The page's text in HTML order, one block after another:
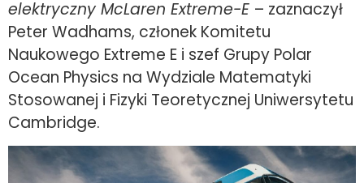
elektryczny McLaren Extreme-E – zaznaczył
Peter Wadhams, członek Komitetu
Naukowego Extreme E i szef Grupy Polar
Ocean Physics na Wydziale Matematyki
Stosowanej i Fizyki Teoretycznej Uniwersytetu
Cambridge.